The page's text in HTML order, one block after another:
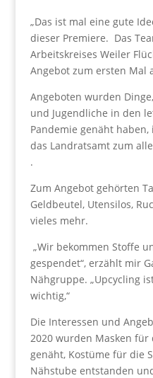
„Das ist mal eine gute
dieser Premiere. Das
Arbeitskreises Weiler
Angebot zum ersten Mal
Angeboten wurden
und Jugendliche in den
Pandemie genäht
das Landratsamt zum
.
Zum Angebot gehörten
Geldbeutel, Utensilos,
vieles mehr.
„Wir bekommen Stoffe
gespendet“, erzählt mir
Nähgruppe. „Upcycling
wichtig,“
Die Interessen und
2020 wurden Masken für
genäht, Kostüme für die
Nähstube entstanden